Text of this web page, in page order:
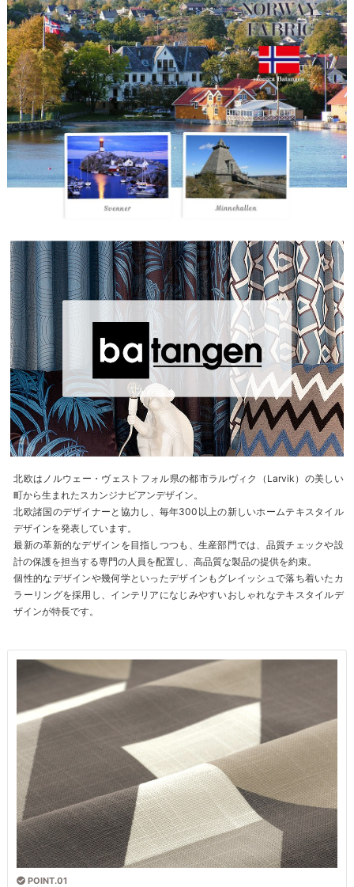
北欧はノルウェー・ヴェストフォル県の都市ラルヴィク（Larvik）の美しい
町から生まれたスカンジナビアンデザイン。
北欧諸国のデザイナーと協力し、毎年300以上の新しいホームテキスタイル
デザインを発表しています。
最新の革新的なデザインを目指しつつも、生産部門では、品質チェックや設
計の保護を担当する専門の人員を配置し、高品質な製品の提供を約束。
個性的なデザインや幾何学といったデザインもグレイッシュで落ち着いたカ
ラーリングを採用し、インテリアになじみやすいおしゃれなテキスタイルデ
ザインが特長です。
POINT.01